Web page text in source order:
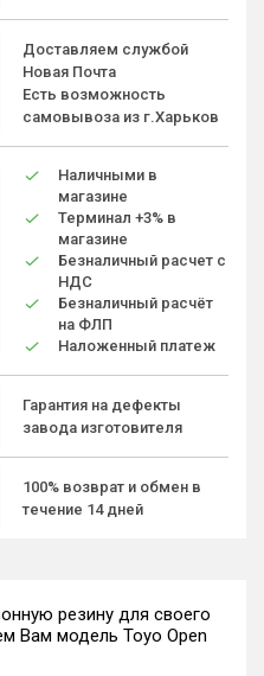
Доставляем службой
Новая Почта
Есть возможность
самовывоза из г.Харьков
Наличными в
магазине
Терминал +3% в
магазине
Безналичный расчет с
НДС
Безналичный расчёт
на ФЛП
Наложенный платеж
Гарантия на дефекты
завода изготовителя
100% возврат и обмен в
течение 14 дней
резину для своего
Вам модель Toyo Open